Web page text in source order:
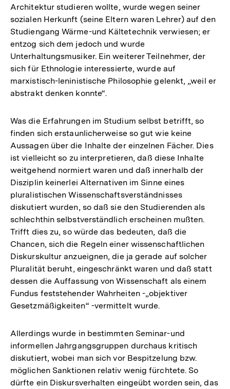
Architektur studieren wollte, wurde wegen seiner
sozialen Herkunft (seine Eltern waren Lehrer) auf den
Studiengang Wärme-und Kältetechnik verwiesen; er
entzog sich dem jedoch und wurde
Unterhaltungsmusiker. Ein weiterer Teilnehmer, der
sich für Ethnologie interessierte, wurde auf
marxistisch-leninistische Philosophie gelenkt, „weil er
abstrakt denken konnte“.
Was die Erfahrungen im Studium selbst betrifft, so
finden sich erstaunlicherweise so gut wie keine
Aussagen über die Inhalte der einzelnen Fächer. Dies
ist vielleicht so zu interpretieren, daß diese Inhalte
weitgehend normiert waren und daß innerhalb der
Disziplin keinerlei Alternativen im Sinne eines
pluralistischen Wissenschaftsverständnisses
diskutiert wurden, so daß sie den Studierenden als
schlechthin selbstverständlich erscheinen mußten.
Trifft dies zu, so würde das bedeuten, daß die
Chancen, sich die Regeln einer wissenschaftlichen
Diskurskultur anzueignen, die ja gerade auf solcher
Pluralität beruht, eingeschränkt waren und daß statt
dessen die Auffassung von Wissenschaft als einem
Fundus feststehender Wahrheiten -„objektiver
Gesetzmäßigkeiten“ -vermittelt wurde.
Allerdings wurde in bestimmten Seminar-und
informellen Jahrgangsgruppen durchaus kritisch
diskutiert, wobei man sich vor Bespitzelung bzw.
möglichen Sanktionen relativ wenig fürchtete. So
dürfte ein Diskursverhalten eingeübt worden sein, das